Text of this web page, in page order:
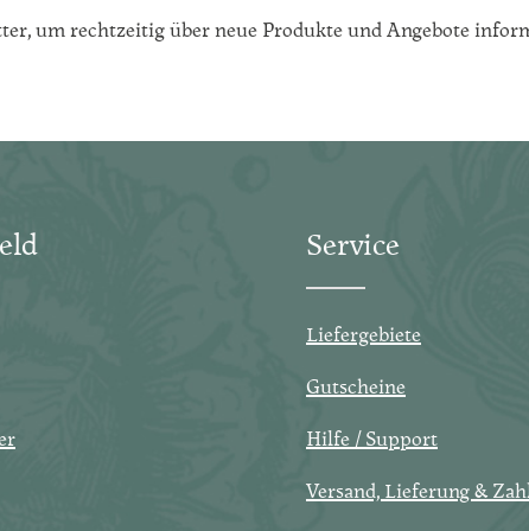
um rechtzeitig über neue Produkte und Angebote
Service
Liefergebiete
Gutscheine
Hilfe / Support
Versand, Lieferung &